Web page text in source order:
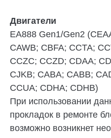
Двигатели
EA888 Gen1/Gen2
CAWB; CBFA; CCTA;
CCZC; CCZD; CDAA;
CJKB; CABA; CABB;
CCUA; CDHA; CDHB)
При использовании
прокладок в ремонте
возможно возникнет